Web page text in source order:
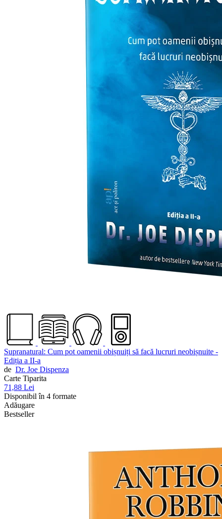
Supranatural: Cum pot oamenii obișnuiți să facă lucruri neobișnuite -
Ediția a II-a
de Dr. Joe Dispenza
Carte Tiparita
71,88 Lei
Disponibil în 4 formate
Adăugare
Bestseller